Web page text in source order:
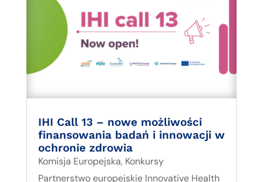
IHI Call 13 – nowe możliwości
finansowania badań i innowacji w
ochronie zdrowia
Komisja Europejska, Konkursy
Partnerstwo europejskie Innovative Health